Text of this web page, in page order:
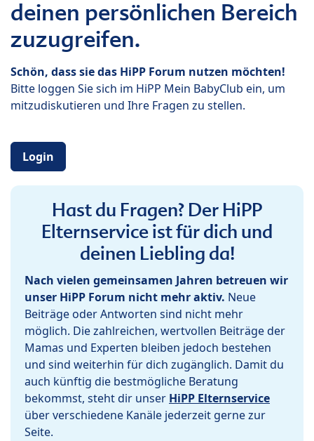
deinen persönlichen Bereich
zuzugreifen.
Schön, dass sie das HiPP Forum nutzen möchten!
Bitte loggen Sie sich im HiPP Mein BabyClub ein, um
mitzudiskutieren und Ihre Fragen zu stellen.
Login
Hast du Fragen? Der HiPP
Elternservice ist für dich und
deinen Liebling da!
Nach vielen gemeinsamen Jahren betreuen wir
unser HiPP Forum nicht mehr aktiv. Neue
Beiträge oder Antworten sind nicht mehr
möglich. Die zahlreichen, wertvollen Beiträge der
Mamas und Experten bleiben jedoch bestehen
und sind weiterhin für dich zugänglich. Damit du
auch künftig die bestmögliche Beratung
bekommst, steht dir unser HiPP Elternservice
über verschiedene Kanäle jederzeit gerne zur
Seite.